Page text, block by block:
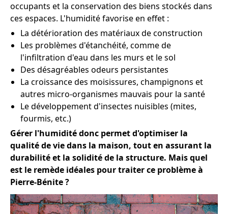
occupants et la conservation des biens stockés dans
ces espaces. L'humidité favorise en effet :
La détérioration des matériaux de construction
Les problèmes d'étanchéité, comme de
l'infiltration d'eau dans les murs et le sol
Des désagréables odeurs persistantes
La croissance des moisissures, champignons et
autres micro-organismes mauvais pour la santé
Le développement d'insectes nuisibles (mites,
fourmis, etc.)
Gérer l'humidité donc permet d'optimiser la
qualité de vie dans la maison, tout en assurant la
durabilité et la solidité de la structure. Mais quel
est le remède idéales pour traiter ce problème à
Pierre-Bénite ?